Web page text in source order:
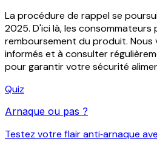
La procédure de rappel se
2025. D'ici là, les
remboursement du produit.
informés et à consulter
pour garantir votre sécurité
Quiz
Arnaque ou pas ?
Testez votre flair anti‑arnaque